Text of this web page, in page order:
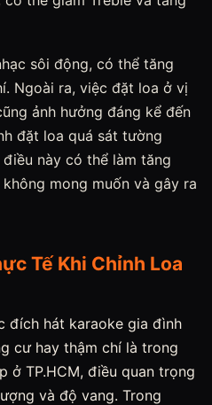
sôi động, có thể tăng
Ngoài ra, việc đặt loa ở vị
ảnh hưởng đáng kể đến
đặt loa quá sát tường
này có thể làm tăng
mong muốn và gây ra
Tế Khi Chỉnh Loa
đích hát karaoke gia đình
cư hay thậm chí là trong
ở TP.HCM, điều quan trọng
và độ vang. Trong